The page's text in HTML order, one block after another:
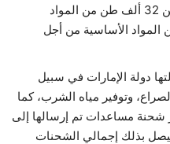
الصراع، قدمت دولة الإمارات أكثر من 32 ألف ‏طن من المواد
المواد ‏الأساسية من أجل
دولة الإمارات في ‏سبيل
وتوفير ‏مياه الشرب، كما
‏مساعدات تم إرسالها إلى
بذلك إجمالي الشحنات